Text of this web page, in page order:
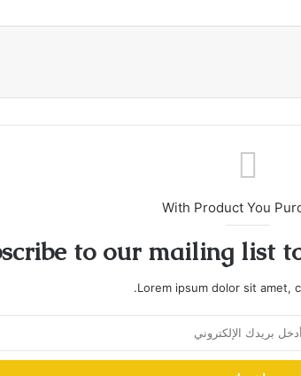
With Product You
to our mailing list
Lorem ipsum dolor sit amet,